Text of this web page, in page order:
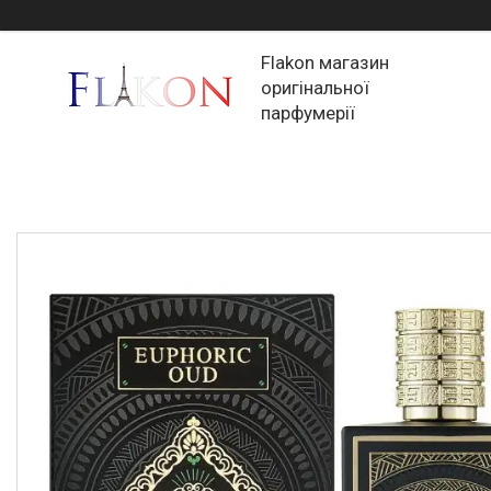
Flakon магазин
оригінальної
парфумерії